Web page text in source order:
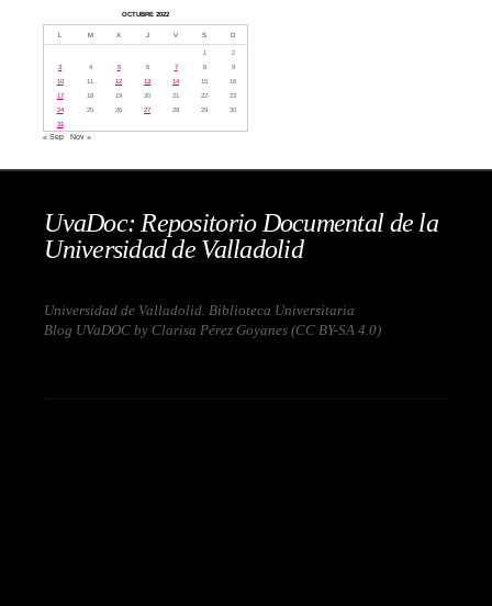
OCTUBRE 2022
L M X J V S D
1
2
3
4 5 6 7 8
9
10
11 12 13 14 15
16
17
18 19 20 21 22
23
24
25 26 27 28 29
30
31
« Sep Nov »
UvaDoc: Repositorio Documental de la
Universidad de Valladolid
Universidad de Valladolid. Biblioteca Universitaria
Blog UVaDOC by Clarisa Pérez Goyanes (CC BY-SA 4.0)